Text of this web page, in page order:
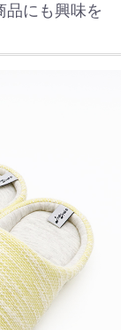
品にも興味を